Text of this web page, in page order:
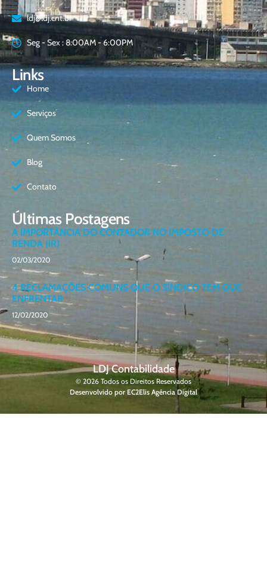
ldj@ldj.cnt.br
Seg - Sex : 8:00AM - 6:00PM
Links
Home
Serviços
Quem Somos
Blog
Contato
Últimas Postagens
A IMPORTÂNCIA DO CONTADOR NO IMPOSTO DE
RENDA (IR)
02/03/2020
4 RECLAMAÇÕES COMUNS QUE O SÍNDICO TEM QUE
ENFRENTAR
12/02/2020
LDJ Contabilidade
© 2026 Todos os Direitos Reservados
Desenvolvido por EC2Elis Agência Digital